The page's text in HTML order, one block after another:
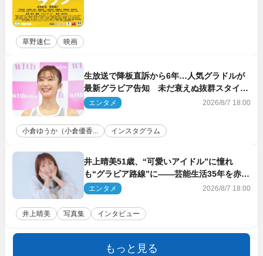
草野速仁 映画
生放送で降板直訴から6年…人気グラドルが
最新グラビア告知 未だ衰えぬ抜群スタイル
に反響
エンタメ 2026/8/7 18:00
小倉ゆうか（小倉優香... インスタグラム
井上晴美51歳、“可愛いアイドル”に憧れ
も“グラビア路線”に――芸能生活35年を赤
裸々に語る 27年ぶりに写真集発売
エンタメ 2026/8/7 18:00
井上晴美 写真集 インタビュー
もっと見る